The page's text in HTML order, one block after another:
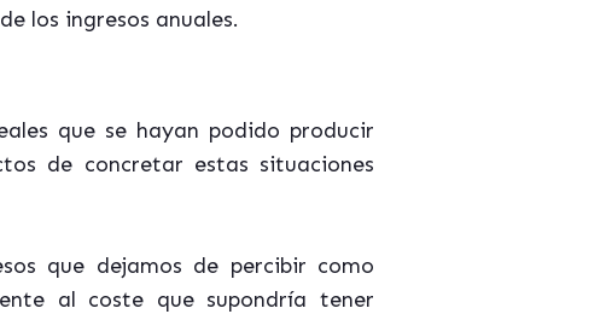
los ingresos anuales.
que se hayan podido producir
de concretar estas situaciones
que dejamos de percibir como
al coste que supondría tener